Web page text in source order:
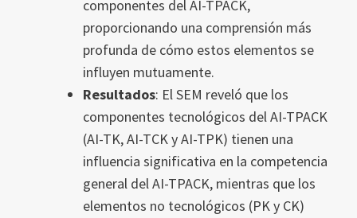
componentes del AI-TPACK,
proporcionando una comprensión más
profunda de cómo estos elementos se
influyen mutuamente.
Resultados: El SEM reveló que los
componentes tecnológicos del AI-TPACK
(AI-TK, AI-TCK y AI-TPK) tienen una
influencia significativa en la competencia
general del AI-TPACK, mientras que los
elementos no tecnológicos (PK y CK)